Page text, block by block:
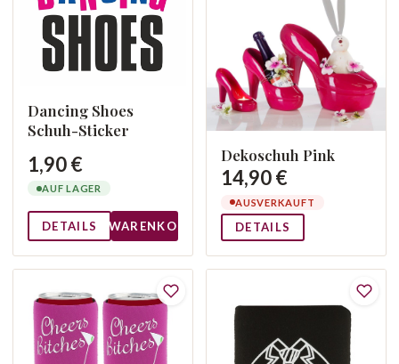
Dancing Shoes
Schuh-Sticker
1,90 €
AUF LAGER
DETAILS WARENKORB
Dekoschuh Pink
14,90 €
AUSVERKAUFT
DETAILS